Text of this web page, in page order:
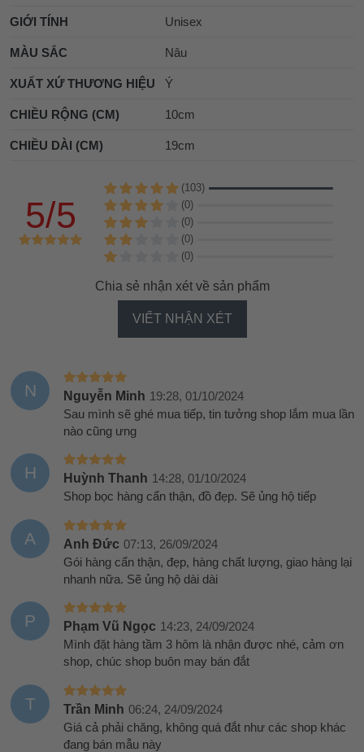
GIỚI TÍNH Unisex
MÀU SẮC Nâu
XUẤT XỨ THƯƠNG HIỆU Ý
CHIỀU RỘNG (CM) 10cm
CHIỀU DÀI (CM) 19cm
5/5
(103)
(0)
(0)
(0)
(0)
Chia sẻ nhận xét về sản phẩm
VIẾT NHẬN XÉT
N Nguyễn Minh 19:28, 01/10/2024
Sau mình sẽ ghé mua tiếp, tin tưởng shop lắm mua lần
nào cũng ưng
H Huỳnh Thanh 14:28, 01/10/2024
Shop bọc hàng cẩn thận, đồ đẹp. Sẽ ủng hộ tiếp
A Anh Đức 07:13, 26/09/2024
Gói hàng cẩn thận, đẹp, hàng chất lượng, giao hàng lại
nhanh nữa. Sẽ ủng hộ dài dài
P Phạm Vũ Ngọc 14:23, 24/09/2024
Mình đặt hàng tầm 3 hôm là nhận được nhé, cảm ơn
shop, chúc shop buôn may bán đắt
T Trần Minh 06:24, 24/09/2024
Giá cả phải chăng, không quá đắt như các shop khác
đang bán mẫu này